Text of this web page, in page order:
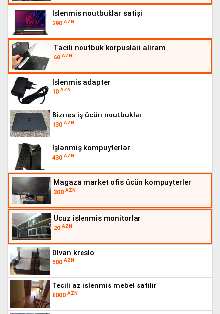
islenmis noutbuklar satişi
290 AZN
təcili noutbuk korpuslari aliram
60 AZN
islenmis adapter
10 AZN
biznes iş ücün noutbuklar
130 AZN
i̇şlənmiş kompuyterlər
430 AZN
magaza market ofis ücün kompuyterler
300 AZN
ucuz islenmis monitorlar
20 AZN
di̇van kreslo
500 AZN
tecili az islenmis mebel satilir
8000 AZN